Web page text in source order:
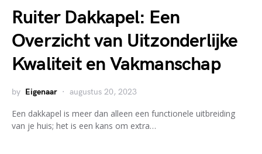
Ruiter Dakkapel: Een
Overzicht van Uitzonderlijke
Kwaliteit en Vakmanschap
by Eigenaar augustus 20, 2023
Een dakkapel is meer dan alleen een functionele uitbreiding
van je huis; het is een kans om extra…